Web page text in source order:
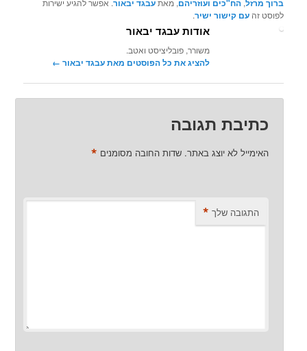
ברוך מרזל,הח"כים ועוזריהם, מאתעבגד יבאור. אפשר להגיע ישירות
לפוסט זהעם קישור ישיר.
אודות עבגד יבאור
משורר, פובליציסט ואטב.
להציג את כל הפוסטים מאת עבגד יבאור‏ ←
כתיבת תגובה
האימייל לא יוצג באתר. שדות החובה מסומנים *
התגובה שלך *